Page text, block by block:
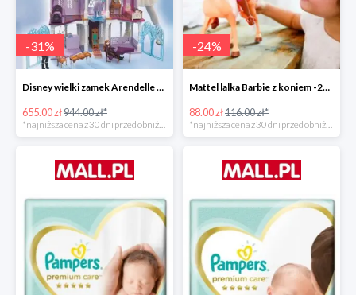
-31%
Disney wielki zamek Arendelle Frozen 2 -30%
655.00 zł944.00 zł*
-24%
Mattel lalka Barbie z koniem -24%
88.00 zł116.00 zł*